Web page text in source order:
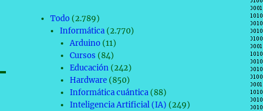
Todo (2.789)
Informática (2.770)
Arduino(11)
Cursos (84)
Educación(242)
Hardware(850)
Informática cuántica(88)
Inteligencia Artificial (IA) (249)